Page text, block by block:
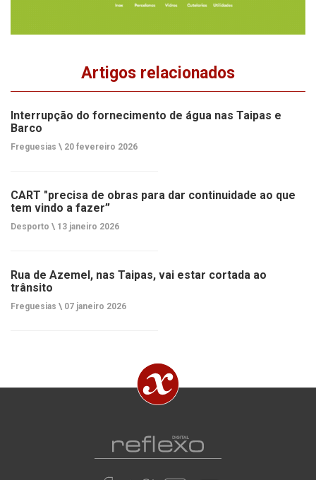
Artigos relacionados
Interrupção do fornecimento de água nas Taipas e
Barco
Freguesias \ 20 fevereiro 2026
CART "precisa de obras para dar continuidade ao que
tem vindo a fazer”
Desporto \ 13 janeiro 2026
Rua de Azemel, nas Taipas, vai estar cortada ao
trânsito
Freguesias \ 07 janeiro 2026